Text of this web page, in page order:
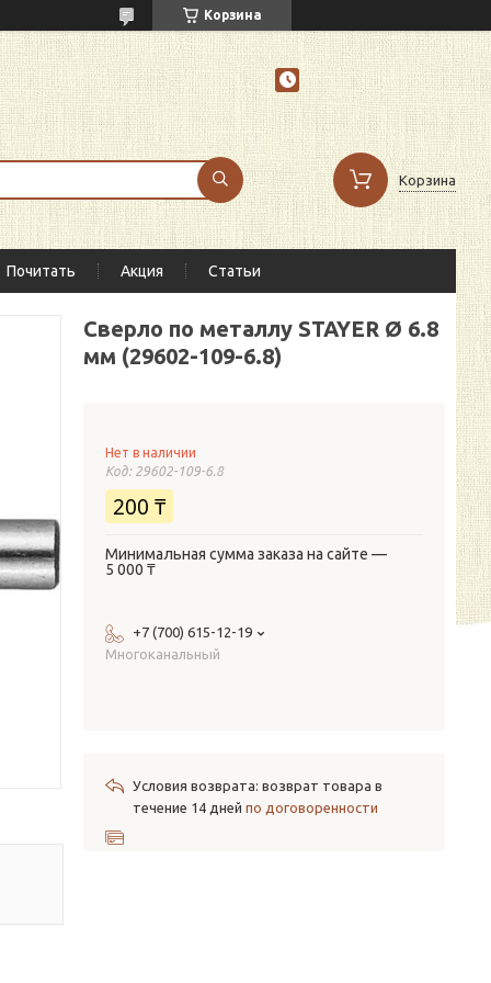
Корзина
Корзина
Почитать Акция Статьи
Сверло по металлу STAYER Ø 6.8
мм (29602-109-6.8)
Нет в наличии
Код: 29602-109-6.8
200 ₸
Минимальная сумма заказа на сайте —
5 000 ₸
+7 (700) 615-12-19
Многоканальный
возврат товара в
течение 14 дней по договоренности